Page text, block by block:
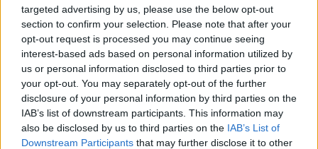
targeted advertising by us, please use the below opt-out
section to confirm your selection. Please note that after your
opt-out request is processed you may continue seeing
interest-based ads based on personal information utilized by
us or personal information disclosed to third parties prior to
your opt-out. You may separately opt-out of the further
disclosure of your personal information by third parties on the
IAB’s list of downstream participants. This information may
also be disclosed by us to third parties on the IAB’s List of
Downstream Participants that may further disclose it to other
Δυτική Μάνη: Συνεχίζονται οι
προφεστιβαλικές δράσεις του 3ου Kardamili
Art Doc Festival
05/08/2026 20:32